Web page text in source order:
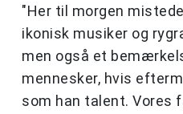
"Her til morgen
ikonisk musiker og
men også et
mennesker, hvis
som han talent. Vores